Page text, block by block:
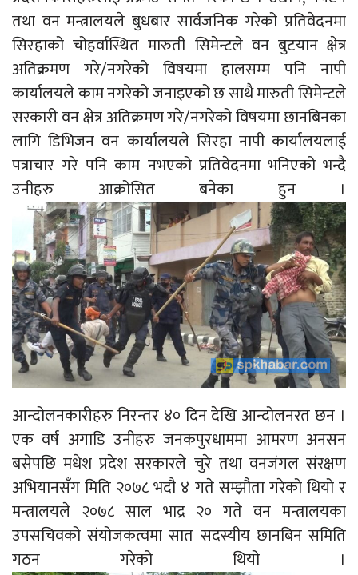
तथा वन मन्त्रालयले बुधबार सार्वजनिक गरेको प्रतिवेदनमा
सिरहाको चोहर्वास्थित मारुती सिमेन्टले वन बुटयान क्षेत्र
अतिक्रमण गरे/नगरेको विषयमा हालसम्म पनि नापी
कार्यालयले काम नगरेको जनाइएको छ साथै मारुती सिमेन्टले
सरकारी वन क्षेत्र अतिक्रमण गरे/नगरेको विषयमा छानबिनका
लागि डिभिजन वन कार्यालयले सिरहा नापी कार्यालयलाई
पत्राचार गरे पनि काम नभएको प्रतिवेदनमा भनिएको भन्दै
उनीहरु आक्रोसित बनेका हुन ।
आन्दोलनकारीहरु निरन्तर ४० दिन देखि आन्दोलनरत छन ।
एक वर्ष अगाडि उनीहरु जनकपुरधाममा आमरण अनसन
बसेपछि मधेश प्रदेश सरकारले चुरे तथा वनजंगल संरक्षण
अभियानसँग मिति २०७८ भदौ ४ गते सम्झौता गरेको थियो र
मन्त्रालयले २०७८ साल भाद्र २० गते वन मन्त्रालयका
उपसचिवको संयोजकत्वमा सात सदस्यीय छानबिन समिति
गठन गरेको थियो ।